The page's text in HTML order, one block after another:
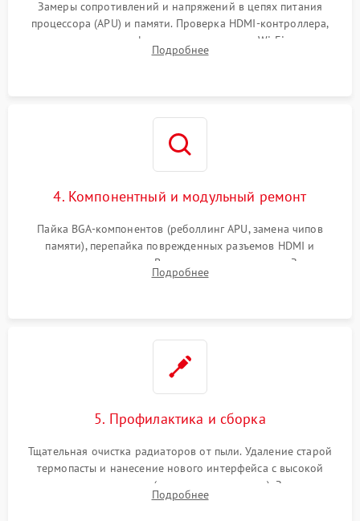
Замеры сопротивлений и напряжений в цепях питания
процессора (APU) и памяти. Проверка HDMI-контроллера,
микросхем флеш-памяти и модуля Wi-Fi
Подробнее
4. Компонентный и модульный ремонт
Пайка BGA-компонентов (реболлинг APU, замена чипов
памяти), перепайка поврежденных разъемов HDMI и
контроллеров питания. Восстановление дорожек. Замена
неисправного жесткого диска, SSD или лазерной головки
Подробнее
5. Профилактика и сборка
Тщательная очистка радиаторов от пыли. Удаление старой
термопасты и нанесение нового интерфейса с высокой
теплопроводностью (или жидкого металла). Замена
термопрокладок. Аккуратная сборка консоли и подключение
Подробнее